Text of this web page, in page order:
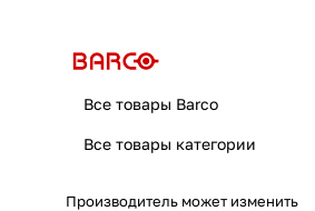
Все товары Barco
Все товары категории
Производитель может изменить